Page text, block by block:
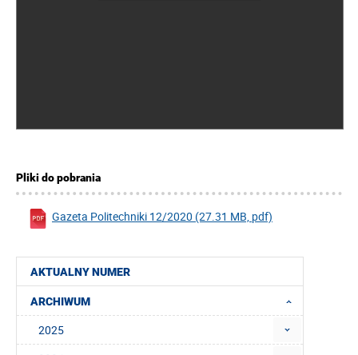
AKTUALNY NUMER
ARCHIWUM
2025
Pliki do pobrania
Gazeta Politechniki 12/2020 (27.31 MB, pdf)